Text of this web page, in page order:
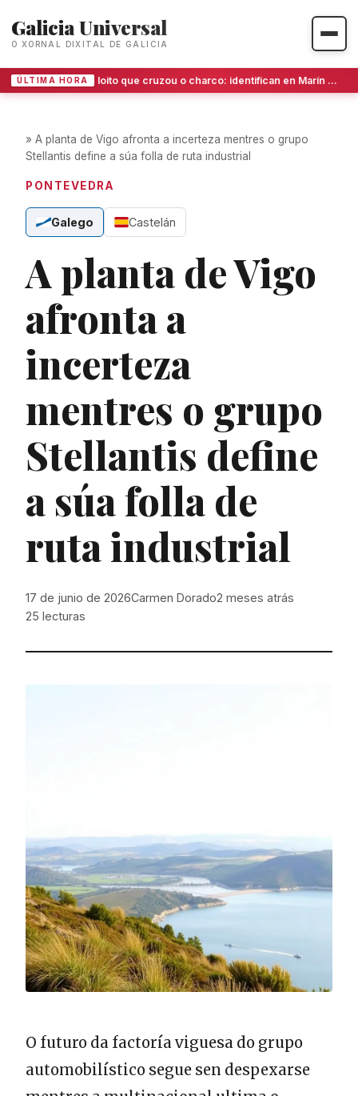
Galicia Universal
O XORNAL DIXITAL DE GALICIA
ÚLTIMA HORA O loito que cruzou o charco: identifican en Marín os catro veciños mortos en La Guaira
» A planta de Vigo afronta a incerteza mentres o grupo
Stellantis define a súa folla de ruta industrial
PONTEVEDRA
Galego Castelán
A planta de Vigo
afronta a
incerteza
mentres o grupo
Stellantis define
a súa folla de
ruta industrial
17 de junio de 2026Carmen Dorado2 meses atrás
25 lecturas
O futuro da factoría viguesa do grupo
automobilístico segue sen despexarse